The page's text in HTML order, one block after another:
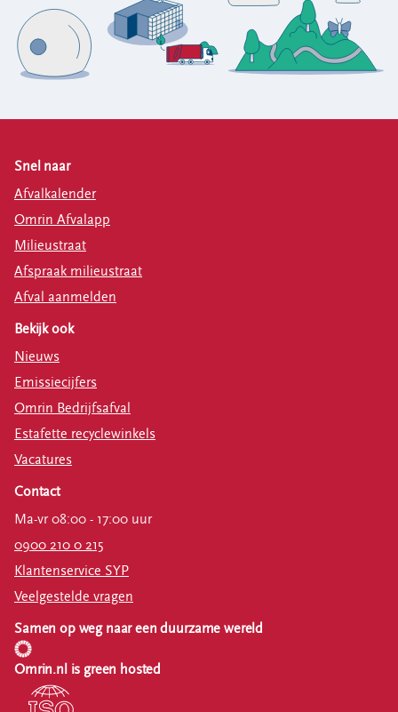
Snel naar
Afvalkalender
Omrin Afvalapp
Milieustraat
Afspraak milieustraat
Afval aanmelden
Bekijk ook
Nieuws
Emissiecijfers
Omrin Bedrijfsafval
Estafette recyclewinkels
Vacatures
Contact
Ma-vr 08:00 - 17:00 uur
0900 210 0 215
Klantenservice SYP
Veelgestelde vragen
Samen op weg naar een duurzame wereld
Omrin.nl is green hosted